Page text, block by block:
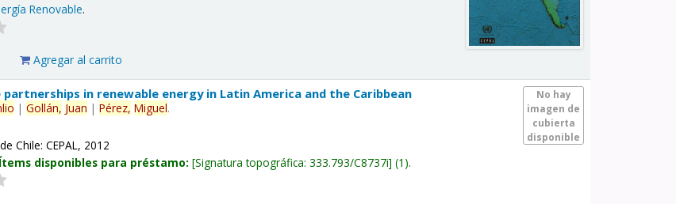
Renovable.
Agregar al carrito
No hay
imagen de
cubierta
disponible
partnerships in renewable energy in Latin America and the Caribbean
|Gollán, Juan |Pérez, Miguel.
Chile: CEPAL, 2012
Ítems disponibles para préstamo: Signatura topográfica:333.793/C8737i (1).